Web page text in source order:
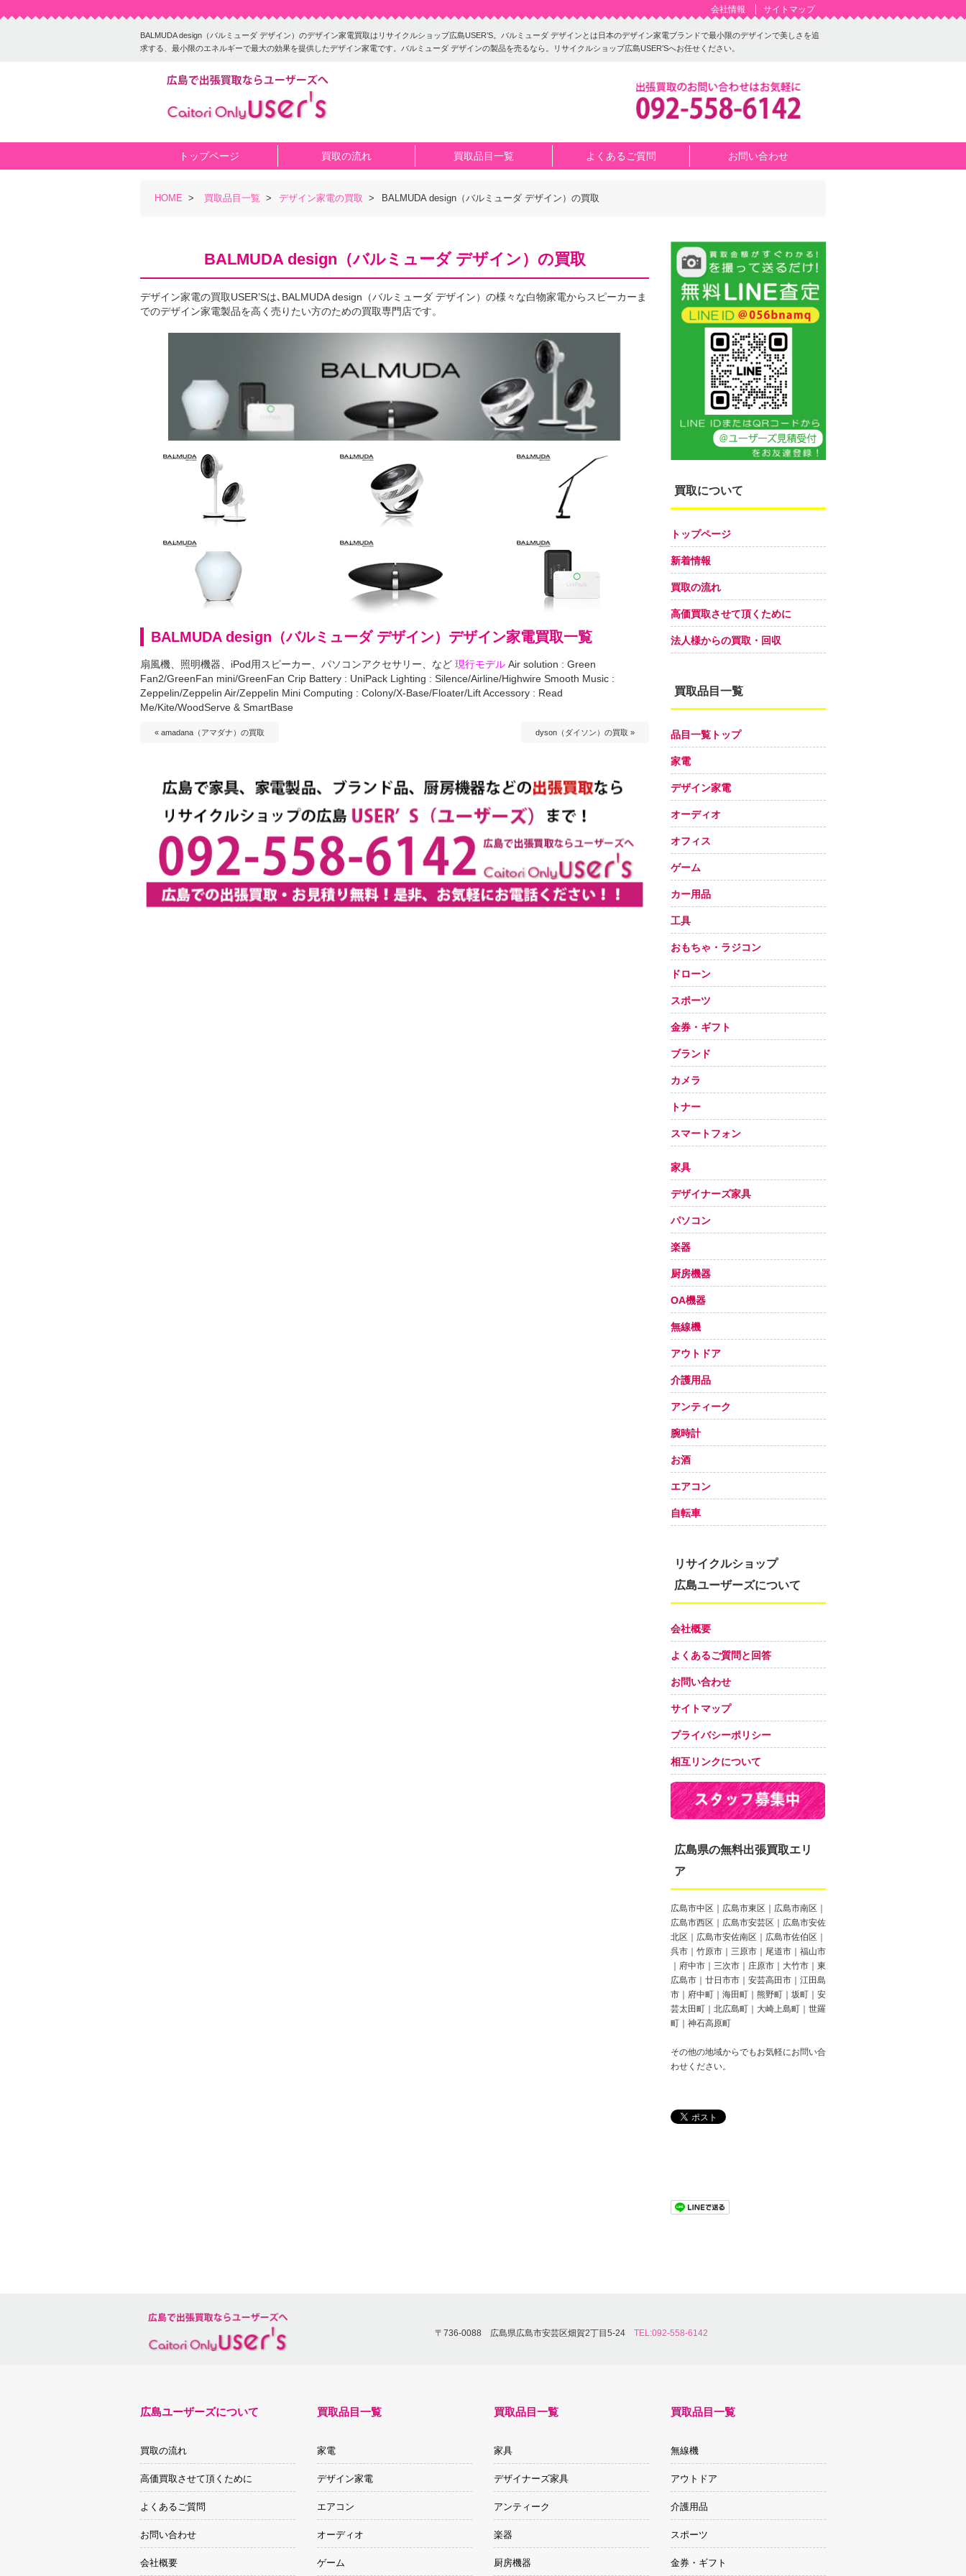
会社情報 サイトマップ
BALMUDA design（バルミューダ デザイン）のデザイン家電買取はリサイクルショップ広島USER’S。バルミューダ デザインとは日本のデザイン家電ブランドで最小限のデザインで美しさを追
求する、最小限のエネルギーで最大の効果を提供したデザイン家電です。バルミューダ デザインの製品を売るなら。リサイクルショップ広島USER’Sへお任せください。
トップページ 買取の流れ 買取品目一覧 よくあるご質問 お問い合わせ
HOME > 買取品目一覧 > デザイン家電の買取 > BALMUDA design（バルミューダ デザイン）の買取
BALMUDA design（バルミューダ デザイン）の買取
デザイン家電の買取USER’Sは､BALMUDA design（バルミューダ デザイン）の様々な白物家電からスピーカーま
でのデザイン家電製品を高く売りたい方のための買取専門店です。
BALMUDA design（バルミューダ デザイン）デザイン家電買取一覧
扇風機、照明機器、iPod用スピーカー、パソコンアクセサリー、など 現行モデル Air solution : Green
Fan2/GreenFan mini/GreenFan Crip Battery : UniPack Lighting : Silence/Airline/Highwire Smooth Music :
Zeppelin/Zeppelin Air/Zeppelin Mini Computing : Colony/X-Base/Floater/Lift Accessory : Read
Me/Kite/WoodServe & SmartBase
« amadana（アマダナ）の買取 dyson（ダイソン）の買取 »
買取について
トップページ
新着情報
買取の流れ
高価買取させて頂くために
法人様からの買取・回収
買取品目一覧
品目一覧トップ
家電
デザイン家電
オーディオ
オフィス
ゲーム
カー用品
工具
おもちゃ・ラジコン
ドローン
スポーツ
金券・ギフト
ブランド
カメラ
トナー
スマートフォン
家具
デザイナーズ家具
パソコン
楽器
厨房機器
OA機器
無線機
アウトドア
介護用品
アンティーク
腕時計
お酒
エアコン
自転車
リサイクルショップ
広島ユーザーズについて
会社概要
よくあるご質問と回答
お問い合わせ
サイトマップ
プライバシーポリシー
相互リンクについて
広島県の無料出張買取エリ
ア
広島市中区｜広島市東区｜広島市南区｜
広島市西区｜広島市安芸区｜広島市安佐
北区｜広島市安佐南区｜広島市佐伯区｜
呉市｜竹原市｜三原市｜尾道市｜福山市
｜府中市｜三次市｜庄原市｜大竹市｜東
広島市｜廿日市市｜安芸高田市｜江田島
市｜府中町｜海田町｜熊野町｜坂町｜安
芸太田町｜北広島町｜大崎上島町｜世羅
町｜神石高原町
その他の地域からでもお気軽にお問い合
わせください。
〒736-0088 広島県広島市安芸区畑賀2丁目5-24 TEL:092-558-6142
広島ユーザーズについて
買取の流れ
高価買取させて頂くために
よくあるご質問
お問い合わせ
会社概要
買取品目一覧
家電
デザイン家電
エアコン
オーディオ
ゲーム
買取品目一覧
家具
デザイナーズ家具
アンティーク
楽器
厨房機器
買取品目一覧
無線機
アウトドア
介護用品
スポーツ
金券・ギフト